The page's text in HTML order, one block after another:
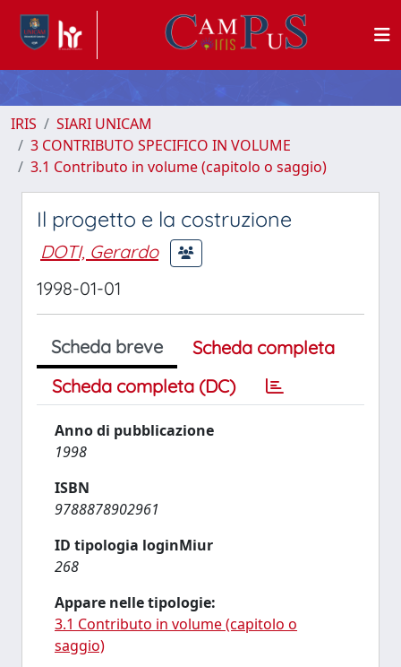
IRIS
SIARI UNICAM
3 CONTRIBUTO SPECIFICO IN VOLUME
3.1 Contributo in volume (capitolo o saggio)
Il progetto e la costruzione
DOTI, Gerardo
1998-01-01
Scheda breve
Scheda completa
Scheda completa (DC)
Anno di pubblicazione
1998
ISBN
9788878902961
ID tipologia loginMiur
268
Appare nelle tipologie:
3.1 Contributo in volume (capitolo o
saggio)